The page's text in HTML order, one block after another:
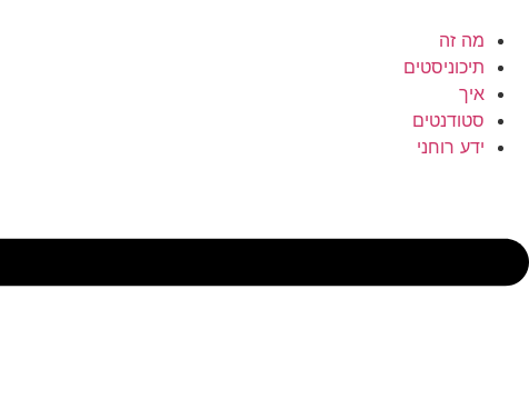
לתוכן
מה זה
תיכוניסטים
איך
סטודנטים
ידע רוחני